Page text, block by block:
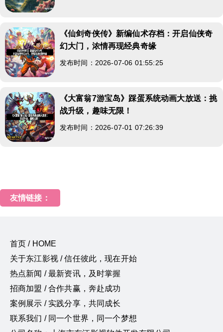
《仙剑奇侠传》新编仙术存档：开启仙侠奇
幻大门，浓情再现经典奇缘
发布时间：2026-07-06 01:55:25
《大富翁7游宝岛》踩蛋系统动画大放送：挑
战升级，趣味无限！
发布时间：2026-07-01 07:26:39
友情链接：
首页 / HOME
关于东江影视 / 信任彼此，现在开始
热点新闻 / 最新资讯，及时掌握
招商加盟 / 合作共赢，奔赴成功
案例展示 / 实践分享，共同成长
联系我们 / 同一个世界，同一个梦想